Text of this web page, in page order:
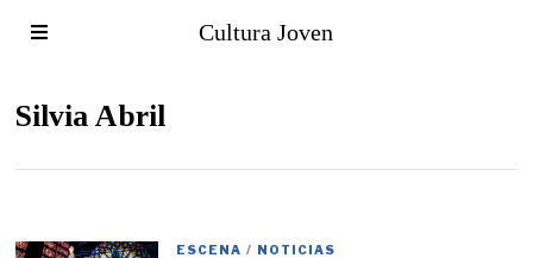
Cultura Joven
Silvia Abril
ESCENA / NOTICIAS